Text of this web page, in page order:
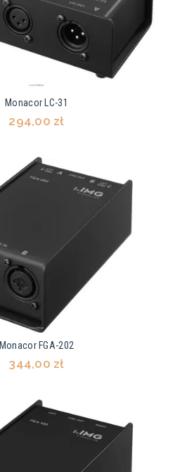
Monacor LC-31
294,00 zł
Monacor FGA-202
344,00 zł